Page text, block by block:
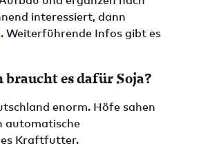
interessiert, dann
. Weiterführende Infos gibt es
es dafür Soja?
enorm. Höfe sahen
automatische
Kraftfutter.